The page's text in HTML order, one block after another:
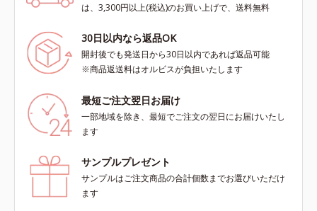
は、3,300円以上(税込)のお買い上げで、送料無料
30日以内なら返品OK
開封後でも発送日から30日以内であれば返品可能
※商品返送料はオルビスが負担いたします
最短ご注文翌日お届け
一部地域を除き、最短でご注文の翌日にお届けいたし
ます
サンプルプレゼント
サンプルはご注文商品の合計個数までお選びいただけ
ます